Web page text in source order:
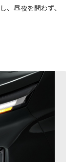
、昼夜を問わず、